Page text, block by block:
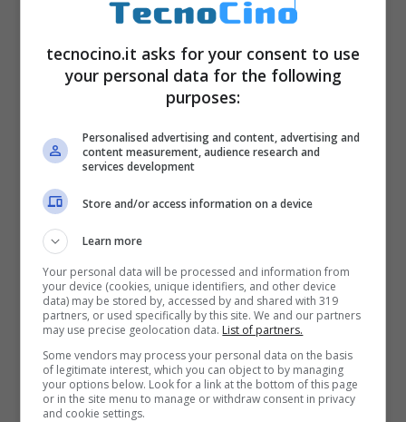
sembrerà dare vita ad uno spazio infinito.
tecnocino.it asks for your consent to use
your personal data for the following
purposes:
Personalised advertising and content, advertising and
content measurement, audience research and
services development
Store and/or access information on a device
Learn more
Your personal data will be processed and information from
your device (cookies, unique identifiers, and other device
data) may be stored by, accessed by and shared with 319
partners, or used specifically by this site. We and our partners
may use precise geolocation data. List of partners.
Some vendors may process your personal data on the basis
of legitimate interest, which you can object to by managing
your options below. Look for a link at the bottom of this page
or in the site menu to manage or withdraw consent in privacy
and cookie settings.